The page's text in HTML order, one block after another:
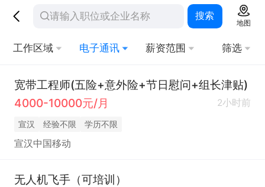
搜索
地图
工作区域 电子通讯 薪资范围 筛选
宽带工程师(五险+意外险+节日慰问+组长津贴)
4000-10000元/月
2小时前
宣汉 经验不限 学历不限
宣汉中国移动
无人机飞手（可培训）